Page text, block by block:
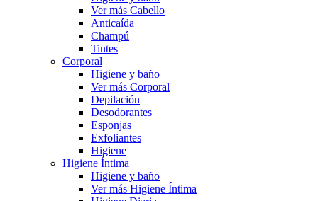
Ver más Cabello
Anticaída
Champú
Tintes
Corporal
Higiene y baño
Ver más Corporal
Depilación
Desodorantes
Esponjas
Exfoliantes
Higiene
Higiene Íntima
Higiene y baño
Ver más Higiene Íntima